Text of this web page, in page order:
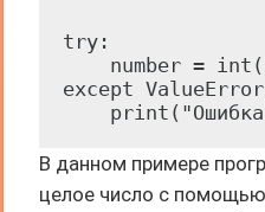
try:
number =
except
В данном примере
целое число с